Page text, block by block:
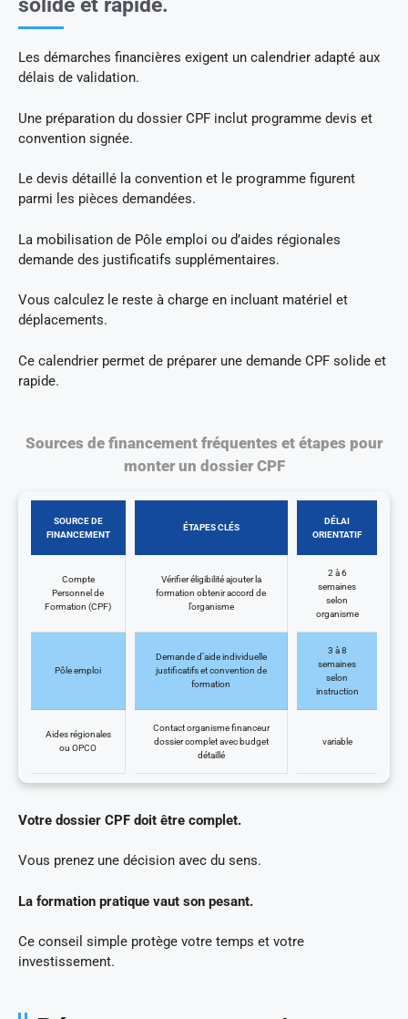
solide et rapide.
Les démarches financières exigent un calendrier adapté aux
délais de validation.
Une préparation du dossier CPF inclut programme devis et
convention signée.
Le devis détaillé la convention et le programme figurent
parmi les pièces demandées.
La mobilisation de Pôle emploi ou d’aides régionales
demande des justificatifs supplémentaires.
Vous calculez le reste à charge en incluant matériel et
déplacements.
Ce calendrier permet de préparer une demande CPF solide et
rapide.
Sources de financement fréquentes et étapes pour
monter un dossier CPF
SOURCE DE
FINANCEMENT
ÉTAPES CLÉS
DÉLAI
ORIENTATIF
Compte
Personnel de
Formation (CPF)
Vérifier éligibilité ajouter la
formation obtenir accord de
l’organisme
2 à 6
semaines
selon
organisme
Pôle emploi
Demande d’aide individuelle
justificatifs et convention de
formation
3 à 8
semaines
selon
instruction
Aides régionales
ou OPCO
Contact organisme financeur
dossier complet avec budget
détaillé
variable
Votre dossier CPF doit être complet.
Vous prenez une décision avec du sens.
La formation pratique vaut son pesant.
Ce conseil simple protège votre temps et votre
investissement.